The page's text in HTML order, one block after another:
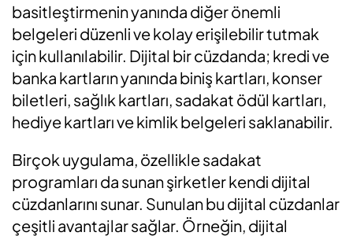
basitleştirmenin yanında diğer önemli
belgeleri düzenli ve kolay erişilebilir tutmak
için kullanılabilir. Dijital bir cüzdanda; kredi ve
banka kartların yanında biniş kartları, konser
biletleri, sağlık kartları, sadakat ödül kartları,
hediye kartları ve kimlik belgeleri saklanabilir.
Birçok uygulama, özellikle sadakat
programları da sunan şirketler kendi dijital
cüzdanlarını sunar. Sunulan bu dijital cüzdanlar
çeşitli avantajlar sağlar. Örneğin, dijital